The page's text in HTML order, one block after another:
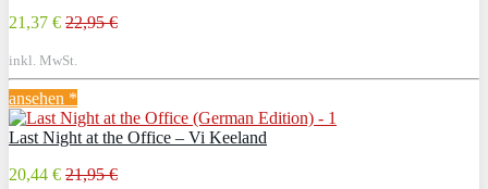
21,37 € 22,95 €
inkl. MwSt.
ansehen *
Last Night at the Office – Vi Keeland
20,44 € 21,95 €